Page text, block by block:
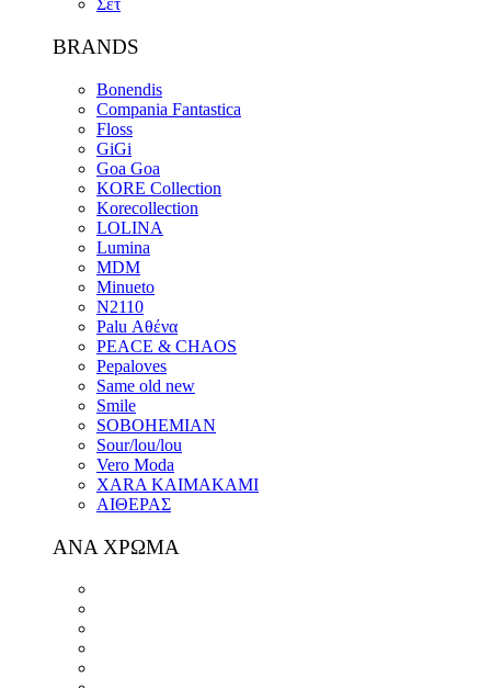
Σετ
BRANDS
Bonendis
Compania Fantastica
Floss
GiGi
Goa Goa
KORE Collection
Korecollection
LOLINA
Lumina
MDM
Minueto
N2110
Palu Αθένα
PEACE & CHAOS
Pepaloves
Same old new
Smile
SOBOHEMIAN
Sour/lou/lou
Vero Moda
XARA KAIMAKAMI
ΑΙΘΕΡΑΣ
ΑΝΑ ΧΡΩΜΑ